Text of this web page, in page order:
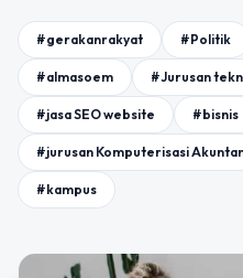
#gerakanrakyat #Politik
#almasoem #Jurusan
#jasa SEO website #bisnis
#jurusan Komputerisasi
#kampus